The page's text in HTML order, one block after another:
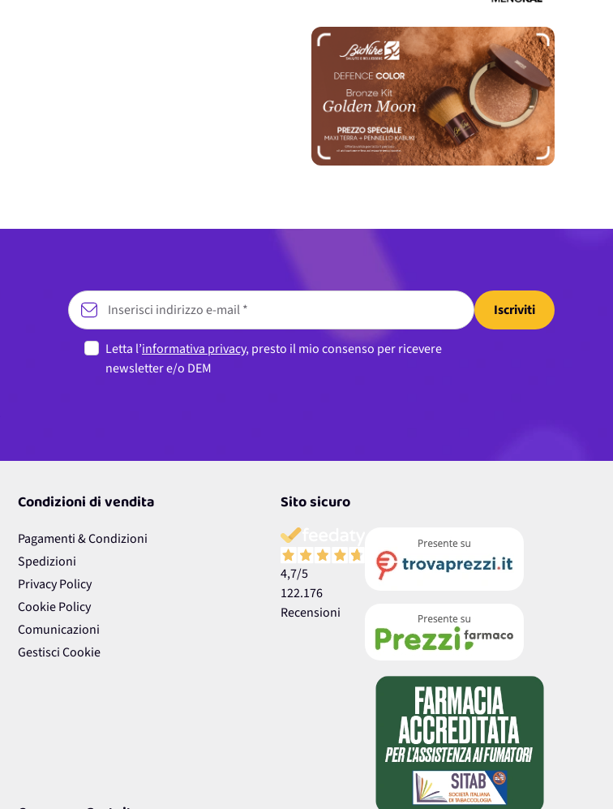
Iscriviti
Letta l’informativa privacy, presto il mio consenso per ricevere
newsletter e/o DEM
Condizioni di vendita
Pagamenti & Condizioni
Spedizioni
Privacy Policy
Cookie Policy
Comunicazioni
Gestisci Cookie
Sito sicuro
4,7/5
122.176
Recensioni